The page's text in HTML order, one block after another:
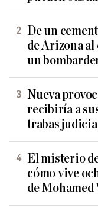
De un
de Arizona al
un
Nueva
recibiría a
trabas
El misterio
cómo vive
de